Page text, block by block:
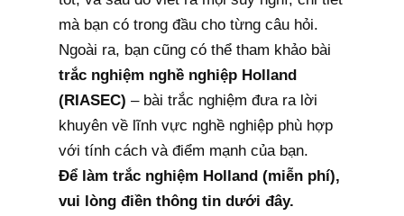
mà bạn có trong đầu cho từng câu hỏi.
Ngoài ra, bạn cũng có thể tham khảo bài
trắc nghiệm nghề nghiệp Holland
(RIASEC) – bài trắc nghiệm đưa ra lời
khuyên về lĩnh vực nghề nghiệp phù hợp
với tính cách và điểm mạnh của bạn.
Để làm trắc nghiệm Holland (miễn phí),
vui lòng điền thông tin dưới đây.